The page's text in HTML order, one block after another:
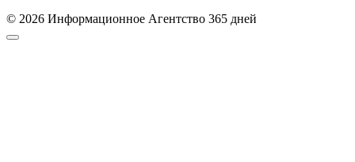
© 2026 Информационное Агентство 365 дней